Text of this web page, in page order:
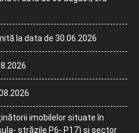
la data de 30.06.2026
imobilelor situate în
străzile P6- P17) și sector